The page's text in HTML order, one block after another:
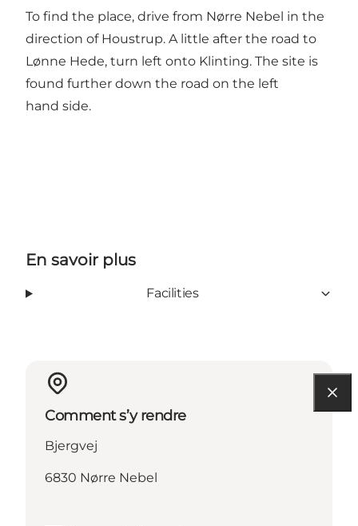
To find the place, drive from Nørre Nebel in the
direction of Houstrup. A little after the road to
Lønne Hede, turn left onto Klinting. The site is
found further down the road on the left
hand side.
En savoir plus
Facilities
Comment s’y rendre
Bjergvej
6830 Nørre Nebel